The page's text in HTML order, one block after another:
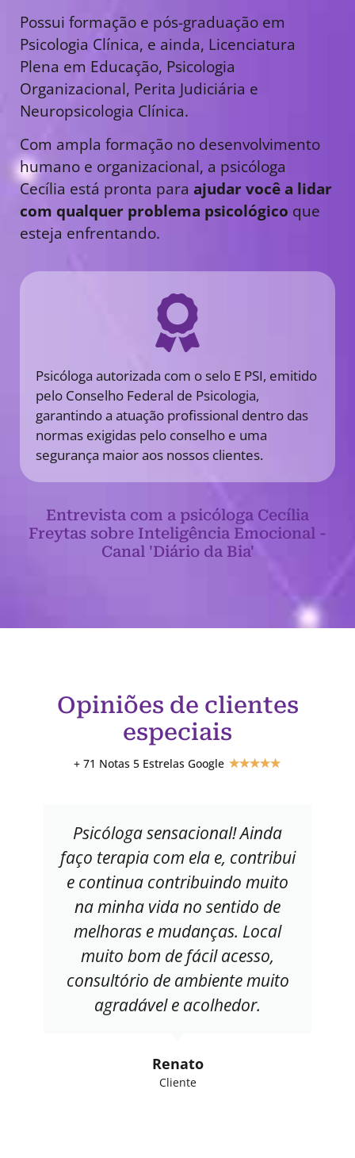
Possui formação e pós-graduação em
Psicologia Clínica, e ainda, Licenciatura
Plena em Educação, Psicologia
Organizacional, Perita Judiciária e
Neuropsicologia Clínica.
Com ampla formação no desenvolvimento
humano e organizacional, a psicóloga
Cecília está pronta para ajudar você a lidar
com qualquer problema psicológico que
esteja enfrentando.
Psicóloga autorizada com o selo E PSI, emitido
pelo Conselho Federal de Psicologia,
garantindo a atuação profissional dentro das
normas exigidas pelo conselho e uma
segurança maior aos nossos clientes.
Entrevista com a psicóloga Cecília
Freytas sobre Inteligência Emocional -
Canal 'Diário da Bia'
Opiniões de clientes
especiais
+ 71 Notas 5 Estrelas Google ★★★★★
Psicóloga sensacional! Ainda
faço terapia com ela e, contribui
e continua contribuindo muito
na minha vida no sentido de
melhoras e mudanças. Local
muito bom de fácil acesso,
consultório de ambiente muito
agradável e acolhedor.
Renato
Cliente